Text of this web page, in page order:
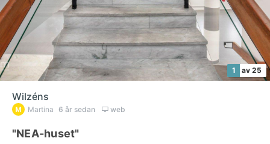
1 av 25
Wilzéns
Martina 6 år sedan web
"NEA-huset"